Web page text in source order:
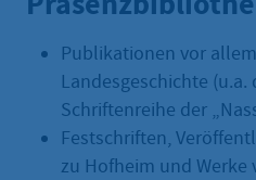
Publikationen vor
Landesgeschichte
Schriftenreihe der
Festschriften,
zu Hofheim und Werke